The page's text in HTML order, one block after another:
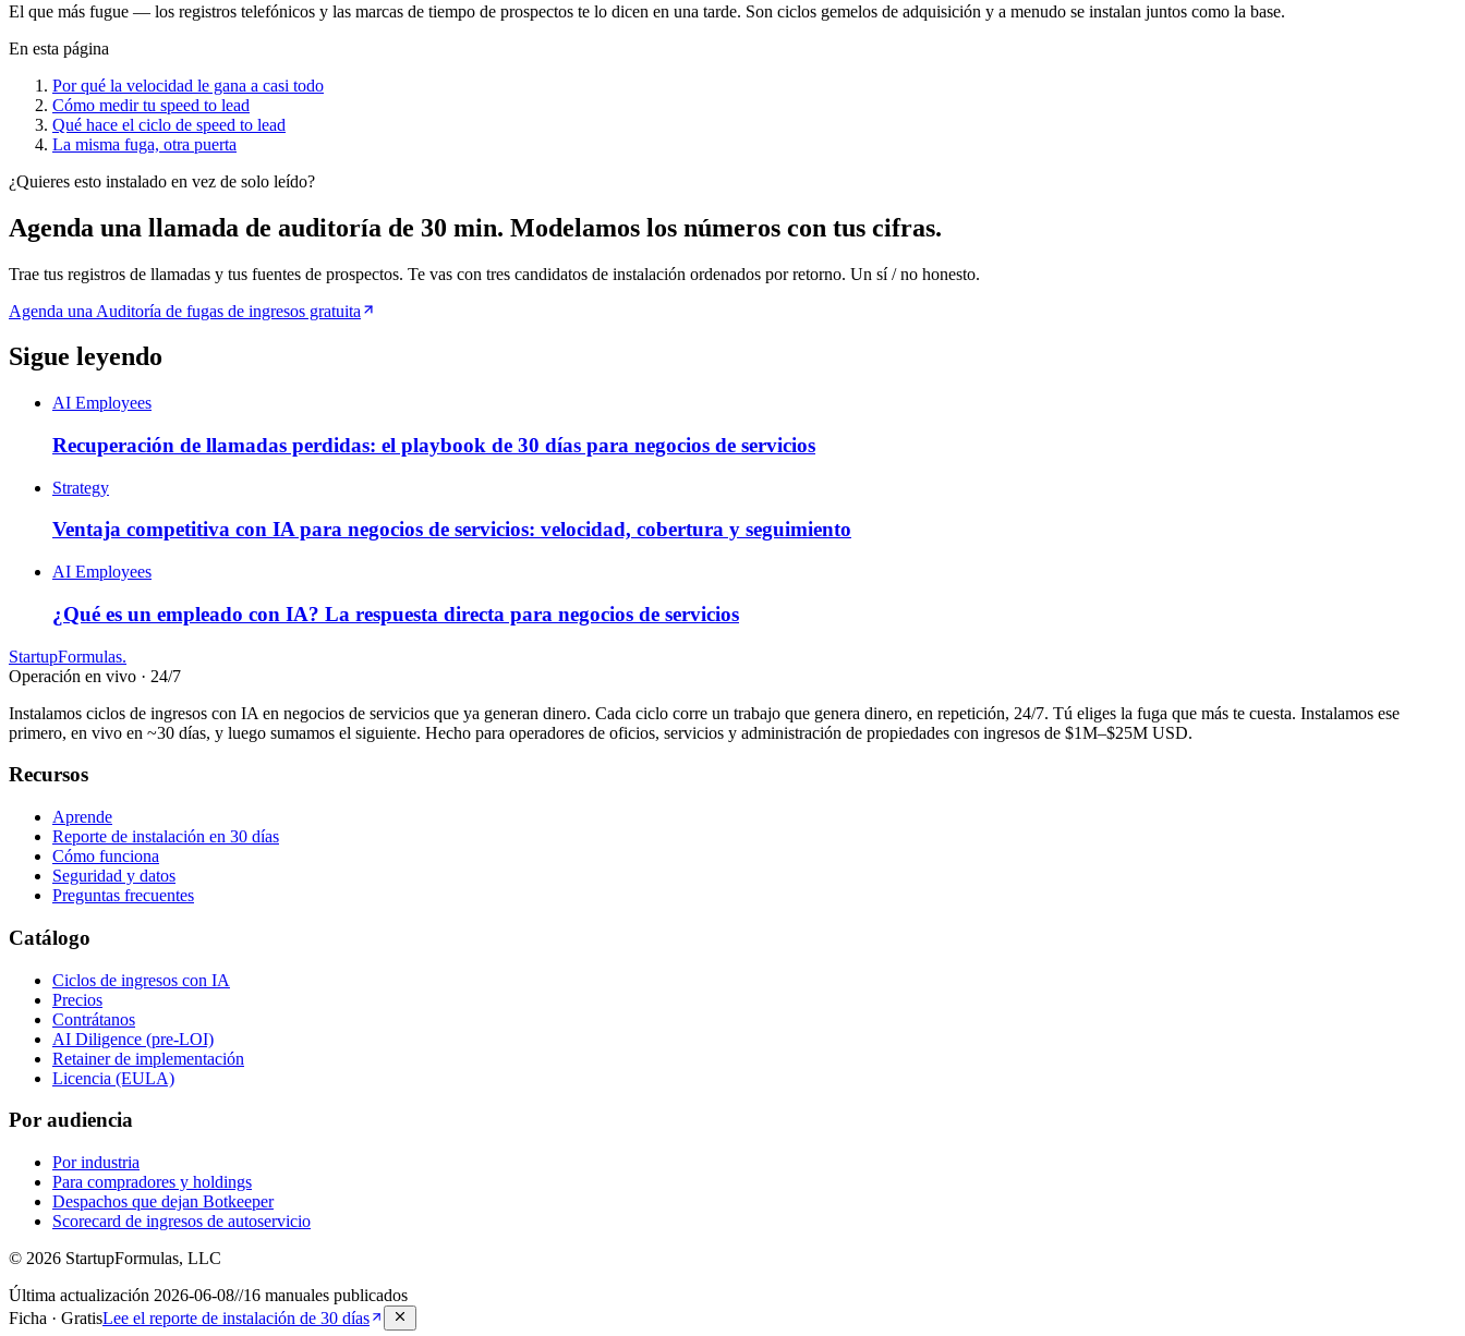
El que más fugue — los registros telefónicos y las marcas de tiempo de prospectos te lo dicen en una tarde. Son ciclos gemelos de adquisición y a menudo se instalan juntos como la base.
En esta página
Por qué la velocidad le gana a casi todo
Cómo medir tu speed to lead
Qué hace el ciclo de speed to lead
La misma fuga, otra puerta
¿Quieres esto instalado en vez de solo leído?
Agenda una llamada de auditoría de 30 min. Modelamos los números con tus cifras.
Trae tus registros de llamadas y tus fuentes de prospectos. Te vas con tres candidatos de instalación ordenados por retorno. Un sí / no honesto.
Agenda una Auditoría de fugas de ingresos gratuita
Sigue leyendo
AI Employees
Recuperación de llamadas perdidas: el playbook de 30 días para negocios de servicios
Strategy
Ventaja competitiva con IA para negocios de servicios: velocidad, cobertura y seguimiento
AI Employees
¿Qué es un empleado con IA? La respuesta directa para negocios de servicios
StartupFormulas.
Operación en vivo · 24/7
Instalamos ciclos de ingresos con IA en negocios de servicios que ya generan dinero. Cada ciclo corre un trabajo que genera dinero, en repetición, 24/7. Tú eliges la fuga que más te cuesta. Instalamos ese
primero, en vivo en ~30 días, y luego sumamos el siguiente. Hecho para operadores de oficios, servicios y administración de propiedades con ingresos de $1M–$25M USD.
Recursos
Aprende
Reporte de instalación en 30 días
Cómo funciona
Seguridad y datos
Preguntas frecuentes
Catálogo
Ciclos de ingresos con IA
Precios
Contrátanos
AI Diligence (pre-LOI)
Retainer de implementación
Licencia (EULA)
Por audiencia
Por industria
Para compradores y holdings
Despachos que dejan Botkeeper
Scorecard de ingresos de autoservicio
© 2026 StartupFormulas, LLC
Última actualización 2026-06-08//16 manuales publicados
Ficha · GratisLee el reporte de instalación de 30 días